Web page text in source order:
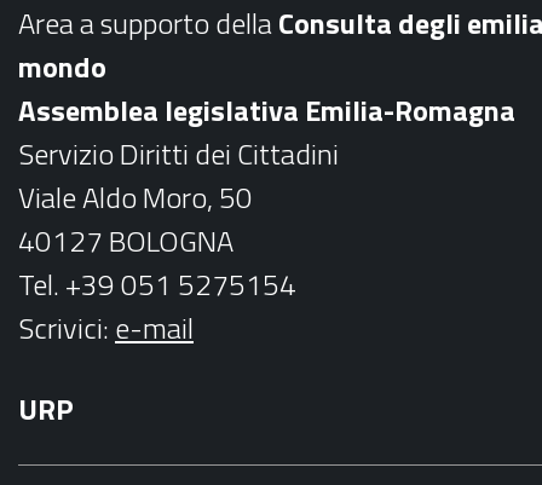
k
a
m
Area a supporto dellaConsulta degli
mondo
Assemblea legislativa Emilia-Romagna
Servizio Diritti dei Cittadini
Viale Aldo Moro, 50
40127 BOLOGNA
Tel. +39 051 5275154
Scrivici:e-mail
URP